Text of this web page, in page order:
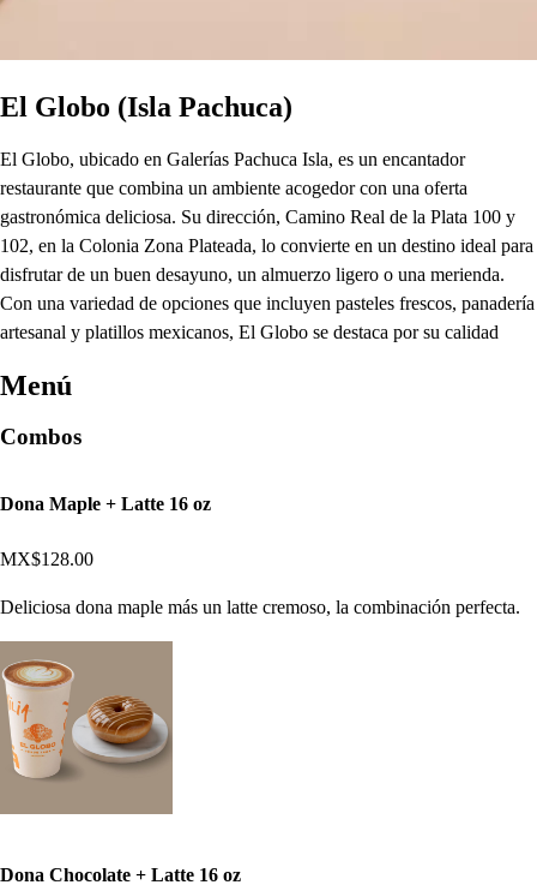
El Globo (Isla Pachuca)
El Globo, ubicado en Galerías Pachuca Isla, es un encantador
restaurante que combina un ambiente acogedor con una oferta
gastronómica deliciosa. Su dirección, Camino Real de la Plata 100 y
102, en la Colonia Zona Plateada, lo convierte en un destino ideal para
disfrutar de un buen desayuno, un almuerzo ligero o una merienda.
Con una variedad de opciones que incluyen pasteles frescos, panadería
artesanal y platillos mexicanos, El Globo se destaca por su calidad
Menú
Combos
Dona Maple + Latte 16 oz
MX$128.00
Deliciosa dona maple más un latte cremoso, la combinación perfecta.
Dona Chocolate + Latte 16 oz